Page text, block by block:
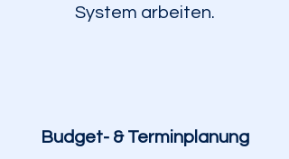
System arbeiten.
Budget- & Terminplanung